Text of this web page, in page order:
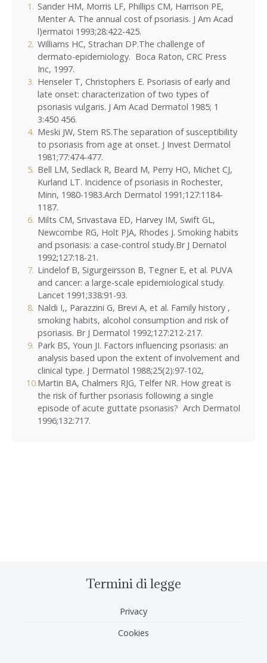
Sander HM, Morris LF, Phillips CM, Harrison PE,
Menter A. The annual cost of psoriasis. J Am Acad
l)ermatoi 1993;28:422-425.
Williams HC, Strachan DP.The challenge of
dermato-epidemiology. Boca Raton, CRC Press
Inc, 1997.
Henseler T, Christophers E. Psoriasis of early and
late onset: characterization of two types of
psoriasis vulgaris. J Am Acad Dermatol 1985; 1
3:450 456.
Meski JW, Stern RS.The separation of susceptibility
to psoriasis from age at onset. J Invest Dermatol
1981;77:474-477.
Bell LM, Sedlack R, Beard M, Perry HO, Michet CJ,
Kurland LT. Incidence of psoriasis in Rochester,
Minn, 1980-1983.Arch Dermatol 1991;127:1184-
1187.
Milts CM, Srivastava ED, Harvey IM, Swift GL,
Newcombe RG, Holt PJA, Rhodes J. Smoking habits
and psoriasis: a case-control study.Br J Dernatol
1992;127:18-21.
Lindelof B, Sigurgeirsson B, Tegner E, et al. PUVA
and cancer: a large-scale epidemiological study.
Lancet 1991;338:91-93.
Naldi I,, Parazzini G, Brevi A, et al. Family history ,
smoking habits, alcohol consumption and risk of
psoriasis. Br J Dermatol 1992;127:212-217.
Park BS, Youn JI. Factors influencing psoriasis: an
analysis based upon the extent of involvement and
clinical type. J Dermatol 1988;25(2):97-102,
Martin BA, Chalmers RJG, Telfer NR. How great is
the risk of further psoriasis following a single
episode of acute guttate psoriasis? Arch Dermatol
1996;132:717.
Termini di legge
Privacy
Cookies